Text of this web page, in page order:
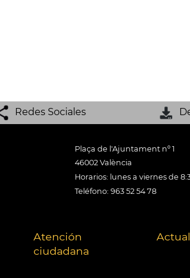
Redes Sociales
Plaça de l'Ajuntament nº 1
46002 València
Horarios: lunes a viernes de
Teléfono: 963 52 54 78
Atención
ciudadana